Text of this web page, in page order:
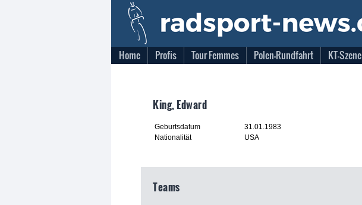
Home Profis Tour Femmes Polen-Rundfahrt KT-Szene
King, Edward
Geburtsdatum
31.01.1983
Nationalität
USA
Teams